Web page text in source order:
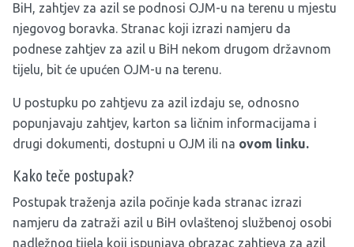
BiH, zahtjev za azil se podnosi OJM-u na terenu u mjestu
njegovog boravka. Stranac koji izrazi namjeru da
podnese zahtjev za azil u BiH nekom drugom državnom
tijelu, bit će upućen OJM-u na terenu.
U postupku po zahtjevu za azil izdaju se, odnosno
popunjavaju zahtjev, karton sa ličnim informacijama i
drugi dokumenti, dostupni u OJM ili na ovom linku.
Kako teče postupak?
Postupak traženja azila počinje kada stranac izrazi
namjeru da zatraži azil u BiH ovlaštenoj službenoj osobi
nadležnog tijela koji ispunjava obrazac zahtjeva za azil